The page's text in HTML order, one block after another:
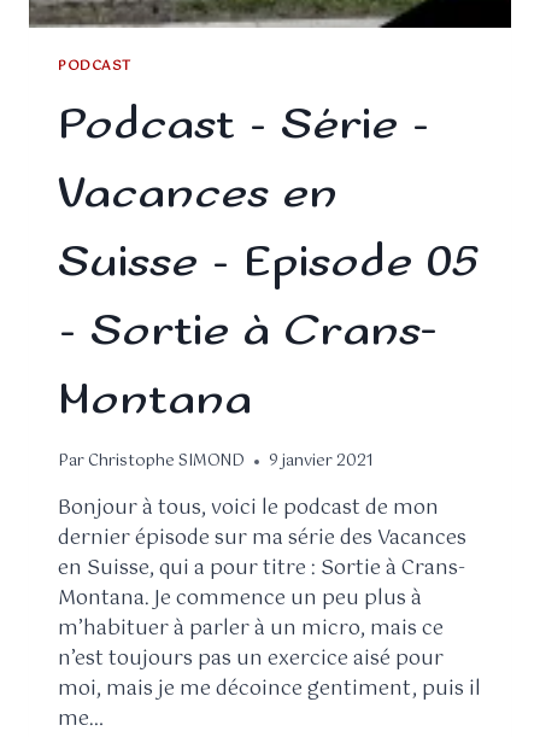
PODCAST
Podcast – Série –
Vacances en
Suisse – Episode 05
– Sortie à Crans-
Montana
ParChristophe SIMOND 9 janvier 2021
Bonjour à tous, voici le podcast de mon
dernier épisode sur ma série des Vacances
en Suisse, qui a pour titre : Sortie à Crans-
Montana. Je commence un peu plus à
m’habituer à parler à un micro, mais ce
n’est toujours pas un exercice aisé pour
moi, mais je me décoince gentiment, puis il
me…